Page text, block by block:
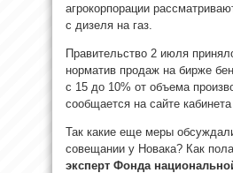
агрокорпорации
с дизеля на газ.
Правительство 2 июля
норматив продаж на бирже
с 15 до 10% от объема
сообщается на сайте кабинета
Так какие еще меры
совещании у Новака? Как
эксперт Фонда